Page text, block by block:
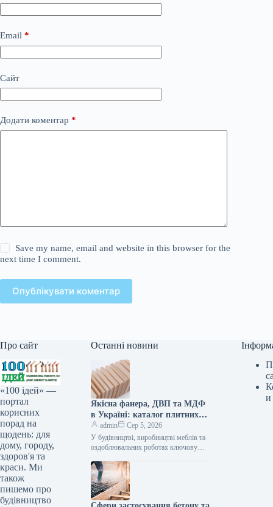
Email *
Сайт
Додати коментар *
Save my name, email and website in this browser for the
next time I comment.
Опублікувати коментар
Про сайт
«100 ідей» —
портал
корисних
порад на
щодень: для
дому, городу,
здоров'я та
краси. Ми
також
пишемо про
будівництво
Останні новини
Якісна фанера, ДВП та МДФ
в Україні: каталог плитних
матеріалів від «ВІН-ВУД»
admin
Сер 5, 2026
У будівництві, виробництві меблів та
оздоблювальних роботах ключову
сировини. Компанія «ВІН-ВУД» уже
тривалий час займається…
и